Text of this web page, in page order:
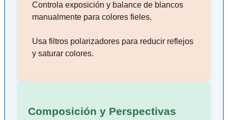
Controla exposición y balance de blancos
manualmente para colores fieles.
Usa filtros polarizadores para reducir reflejos
y saturar colores.
Composición y Perspectivas